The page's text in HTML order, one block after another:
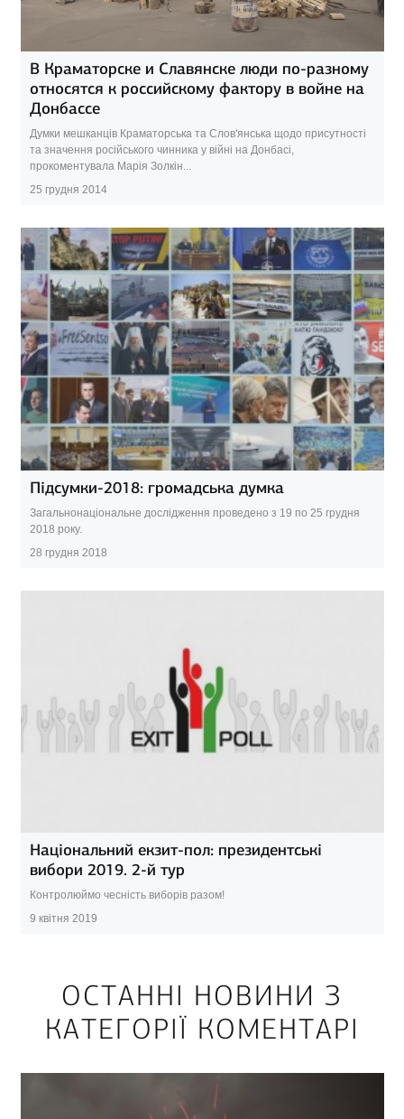
В Краматорске и Славянске люди по-разному
относятся к российскому фактору в войне на
Донбассе
Думки мешканців Краматорська та Слов'янська щодо присутності
та значення російського чинника у війні на Донбасі,
прокоментувала Марія Золкін...
25 грудня 2014
Підсумки-2018: громадська думка
Загальнонаціональне дослідження проведено з 19 по 25 грудня
2018 року.
28 грудня 2018
Національний екзит-пол: президентські
вибори 2019. 2-й тур
Контролюймо чесність виборів разом!
9 квітня 2019
ОСТАННІ НОВИНИ З
КАТЕГОРІЇ КОМЕНТАРІ